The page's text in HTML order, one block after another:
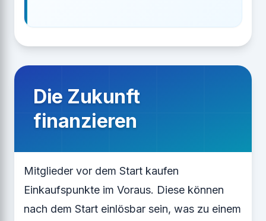
Die Zukunft
finanzieren
Mitglieder vor dem Start kaufen
Einkaufspunkte im Voraus. Diese können
nach dem Start einlösbar sein, was zu einem